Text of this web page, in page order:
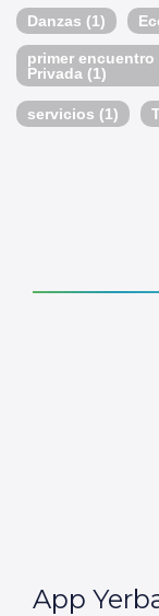
Danzas (1)
primer
Privada (1)
servicios (1)
App